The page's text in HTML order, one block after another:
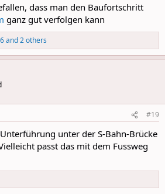
dass man den Baufortschritt
ganz gut verfolgen kann
and 2 others
#19
unter der S-Bahn-Brücke
passt das mit dem Fussweg